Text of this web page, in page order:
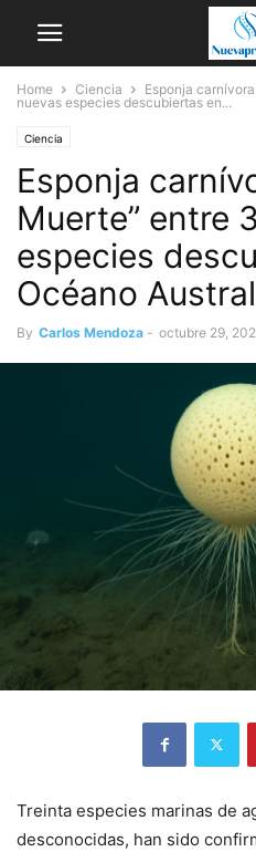
Home Ciencia
Esponja
nuevas especies descubiertas en...
Ciencia
Esponja
Muerte” entre
especies
Océano Austral
By Carlos Mendoza - octubre 29,
Treinta especies marinas de
desconocidas, han sido